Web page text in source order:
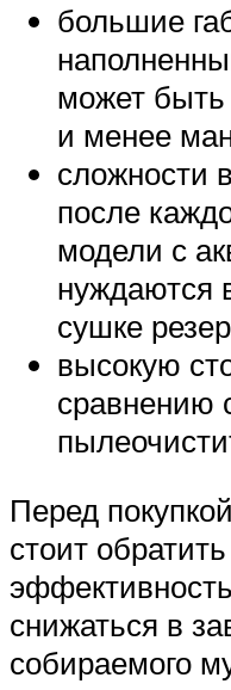
большие
может
и менее
сложности
после
модели с
нуждаются
сушке
высокую
сравнению
Перед
стоит
снижаться в
собираемого